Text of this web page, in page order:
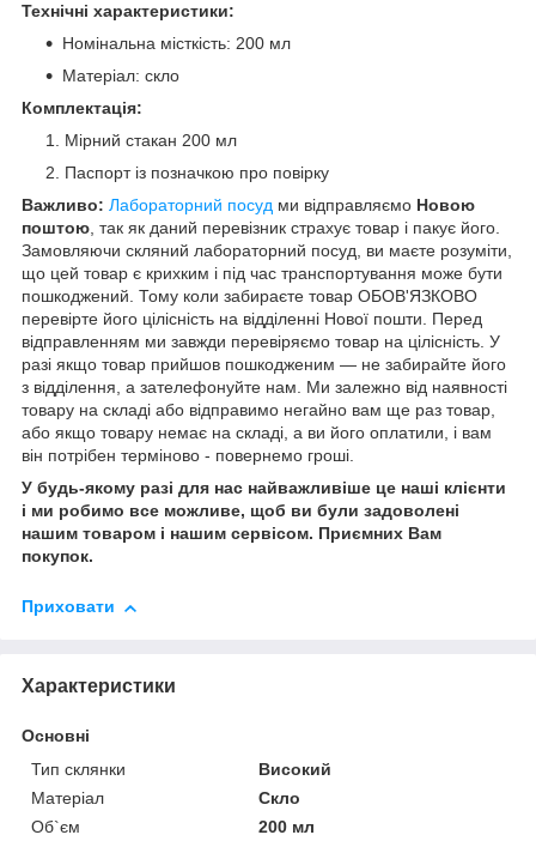
Технічні характеристики:
Номінальна місткість: 200 мл
Матеріал: скло
Комплектація:
Мірний стакан 200 мл
Паспорт із позначкою про повірку
Важливо: Лабораторний посуд ми відправляємо Новою
поштою, так як даний перевізник страхує товар і пакує його.
Замовляючи скляний лабораторний посуд, ви маєте розуміти,
що цей товар є крихким і під час транспортування може бути
пошкоджений. Тому коли забираєте товар ОБОВ'ЯЗКОВО
перевірте його цілісність на відділенні Нової пошти. Перед
відправленням ми завжди перевіряємо товар на цілісність. У
разі якщо товар прийшов пошкодженим — не забирайте його
з відділення, а зателефонуйте нам. Ми залежно від наявності
товару на складі або відправимо негайно вам ще раз товар,
або якщо товару немає на складі, а ви його оплатили, і вам
він потрібен терміново - повернемо гроші.
У будь-якому разі для нас найважливіше це наші клієнти
і ми робимо все можливе, щоб ви були задоволені
нашим товаром і нашим сервісом. Приємних Вам
покупок.
Приховати
Характеристики
Основні
Тип склянки
Високий
Матеріал
Скло
Об`єм
200 мл